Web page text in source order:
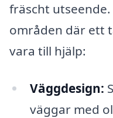
fräscht
områden där ett
vara till hjälp:
Väggdesign:
väggar med